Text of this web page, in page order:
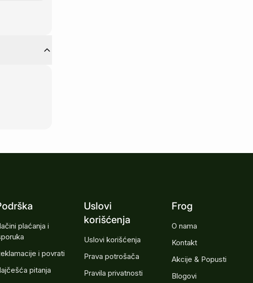
plaćanja i
i povrati
pitanja
Uslovi
korišćenja
Uslovi korišćenja
Prava potrošača
Pravila privatnosti
Frog
O nama
Kontakt
Akcije & Popusti
Blogovi